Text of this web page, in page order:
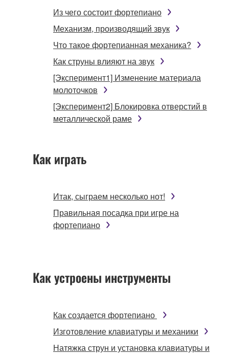
Из чего состоит фортепиано
Механизм, производящий звук
Что такое фортепианная механика?
Как струны влияют на звук
[Эксперимент1] Изменение материала
молоточков
[Эксперимент2] Блокировка отверстий в
металлической раме
Как играть
Итак, сыграем несколько нот!
Правильная посадка при игре на
фортепиано
Как устроены инструменты
Как создается фортепиано
Изготовление клавиатуры и механики
Натяжка струн и установка клавиатуры и